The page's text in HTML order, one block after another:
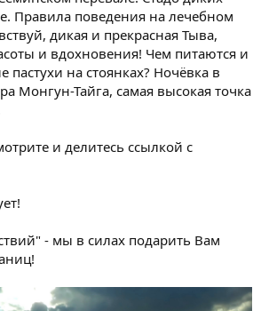
Правила поведения на лечебном
дикая и прекрасная Тыва,
и вдохновения! Чем питаются и
пастухи на стоянках? Ночёвка в
Монгун-Тайга, самая высокая точка
и делитесь ссылкой с
- мы в силах подарить Вам